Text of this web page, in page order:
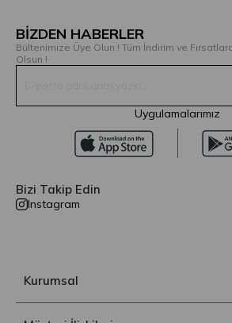
BİZDEN HABERLER
Bültenimize Üye Olun ! Tüm İndirim ve
Olsun !
Uygulamalarımız
Bizi Takip Edin
Instagram
Kurumsal